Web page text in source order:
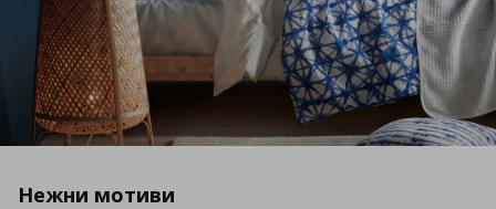
Нежни мотиви